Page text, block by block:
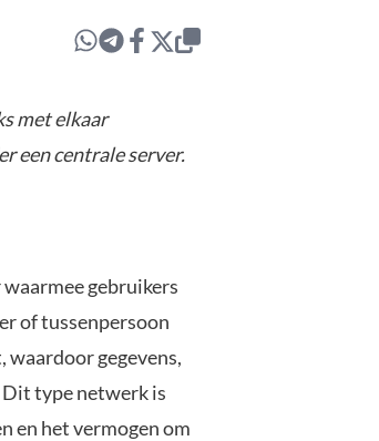
met elkaar
een centrale server.
gebruikers
of tussenpersoon
waardoor gegevens,
type netwerk is
en het vermogen om